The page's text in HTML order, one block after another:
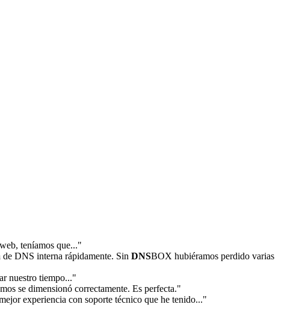
teníamos que..."
DNS interna rápidamente. Sin DNSBOX hubiéramos perdido varias
nuestro tiempo..."
se dimensionó correctamente. Es perfecta."
experiencia con soporte técnico que he tenido..."